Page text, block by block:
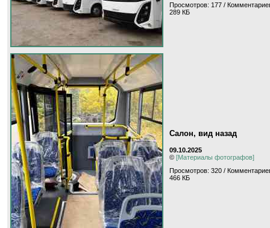
Просмотров: 177 /
289 КБ
Салон, вид назад
09.10.2025
© [Материалы фотографов]
Просмотров: 320 /
466 КБ